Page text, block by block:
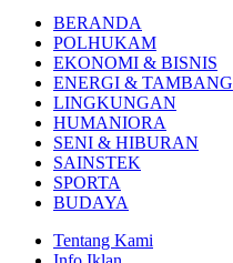
BERANDA
POLHUKAM
EKONOMI & BISNIS
ENERGI & TAMBANG
LINGKUNGAN
HUMANIORA
SENI & HIBURAN
SAINSTEK
SPORTA
BUDAYA
Tentang Kami